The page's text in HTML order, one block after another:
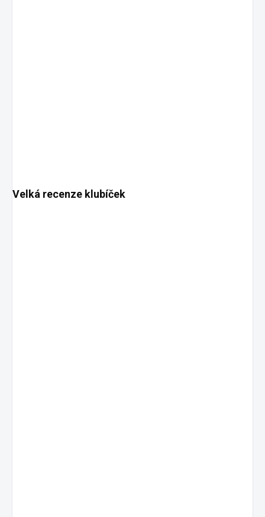
Velká recenze klubíček